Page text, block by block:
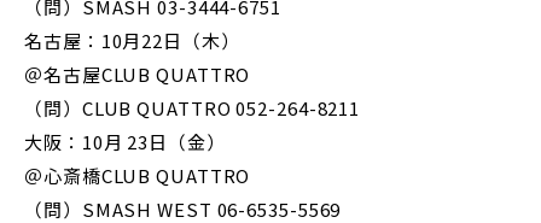
（問）SMASH 03-3444-6751
名古屋：10月22日（木）
＠名古屋CLUB QUATTRO
（問）CLUB QUATTRO 052-264-8211
大阪：10月 23日（金）
＠心斎橋CLUB QUATTRO
（問）SMASH WEST 06-6535-5569